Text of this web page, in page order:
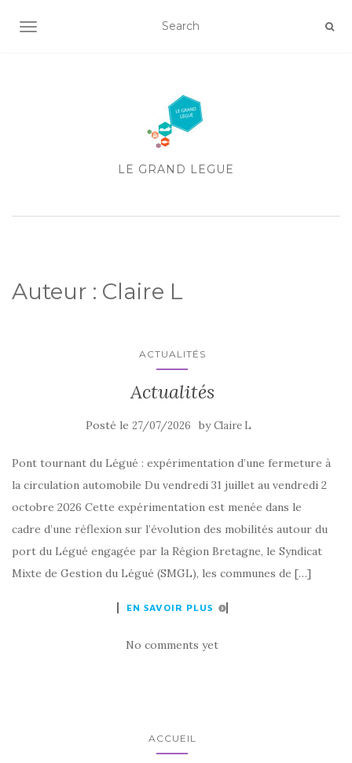
AFFICHER/MASQUER LA NAVIGATION
LE GRAND LEGUE
Auteur : Claire L
ACTUALITÉS
Actualités
Posté le 27/07/2026 byClaire L
Pont tournant du Légué : expérimentation d’une fermeture à
la circulation automobile Du vendredi 31 juillet au vendredi 2
octobre 2026 Cette expérimentation est menée dans le
cadre d’une réflexion sur l’évolution des mobilités autour du
port du Légué engagée par la Région Bretagne, le Syndicat
Mixte de Gestion du Légué (SMGL), les communes de […]
EN SAVOIR PLUS
No comments yet
ACCUEIL